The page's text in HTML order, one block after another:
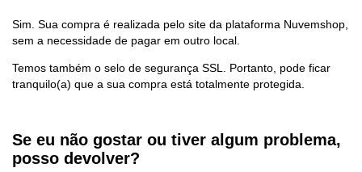
Sim. Sua compra é realizada pelo site da plataforma Nuvemshop,
sem a necessidade de pagar em outro local.
Temos também o selo de segurança SSL. Portanto, pode ficar
tranquilo(a) que a sua compra está totalmente protegida.
Se eu não gostar ou tiver algum problema,
posso devolver?